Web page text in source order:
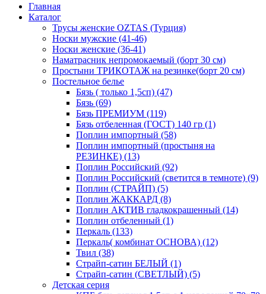
Главная
Каталог
Трусы женские OZTAS (Турция)
Носки мужские (41-46)
Носки женские (36-41)
Наматрасник непромокаемый (борт 30 см)
Простыни ТРИКОТАЖ на резинке(борт 20 см)
Постельное белье
Бязь ( только 1,5сп) (47)
Бязь (69)
Бязь ПРЕМИУМ (119)
Бязь отбеленная (ГОСТ) 140 гр (1)
Поплин импортный (58)
Поплин импортный (простыня на
РЕЗИНКЕ) (13)
Поплин Российский (92)
Поплин Российский (светится в темноте) (9)
Поплин (СТРАЙП) (5)
Поплин ЖАККАРД (8)
Поплин АКТИВ гладкокрашенный (14)
Поплин отбеленный (1)
Перкаль (133)
Перкаль( комбинат ОСНОВА) (12)
Твил (38)
Страйп-сатин БЕЛЫЙ (1)
Страйп-сатин (СВЕТЛЫЙ) (5)
Детская серия